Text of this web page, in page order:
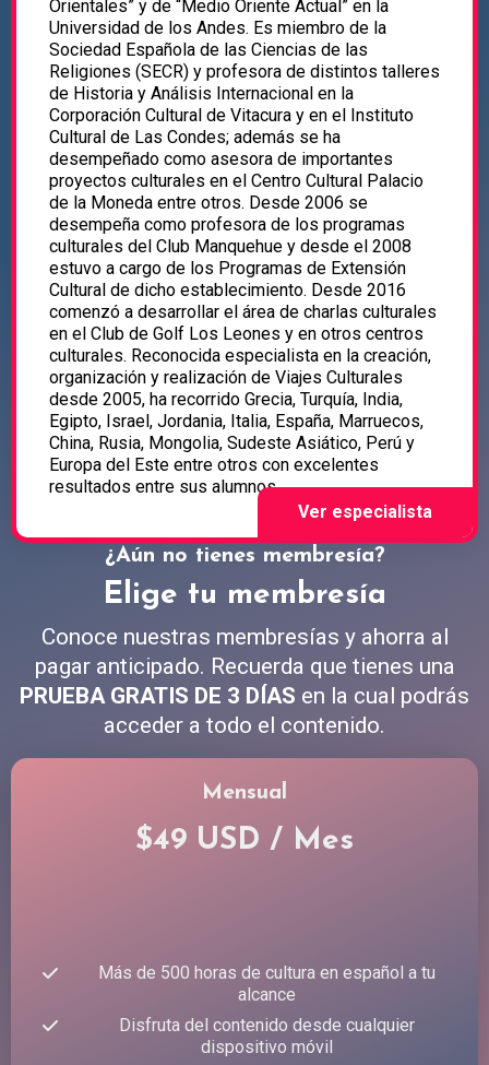
Orientales” y de “Medio Oriente Actual” en la
Universidad de los Andes. Es miembro de la
Sociedad Española de las Ciencias de las
Religiones (SECR) y profesora de distintos talleres
de Historia y Análisis Internacional en la
Corporación Cultural de Vitacura y en el Instituto
Cultural de Las Condes; además se ha
desempeñado como asesora de importantes
proyectos culturales en el Centro Cultural Palacio
de la Moneda entre otros. Desde 2006 se
desempeña como profesora de los programas
culturales del Club Manquehue y desde el 2008
estuvo a cargo de los Programas de Extensión
Cultural de dicho establecimiento. Desde 2016
comenzó a desarrollar el área de charlas culturales
en el Club de Golf Los Leones y en otros centros
culturales. Reconocida especialista en la creación,
organización y realización de Viajes Culturales
desde 2005, ha recorrido Grecia, Turquía, India,
Egipto, Israel, Jordania, Italia, España, Marruecos,
China, Rusia, Mongolia, Sudeste Asiático, Perú y
Europa del Este entre otros con excelentes
resultados entre sus alumnos.
¿Aún no tienes membresía?
Elige tu membresía
Conoce nuestras membresías y ahorra al
pagar anticipado. Recuerda que tienes una
PRUEBA GRATIS DE 3 DÍAS en la cual podrás
acceder a todo el contenido.
Mensual
$49 USD / Mes
Más de 500 horas de cultura en español a tu
alcance
Disfruta del contenido desde cualquier
dispositivo móvil